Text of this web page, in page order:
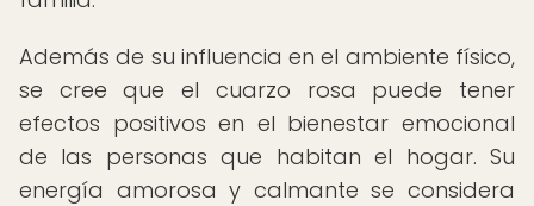
Además de su influencia en el ambiente físico,
se cree que el cuarzo rosa puede tener
efectos positivos en el bienestar emocional
de las personas que habitan el hogar. Su
energía amorosa y calmante se considera